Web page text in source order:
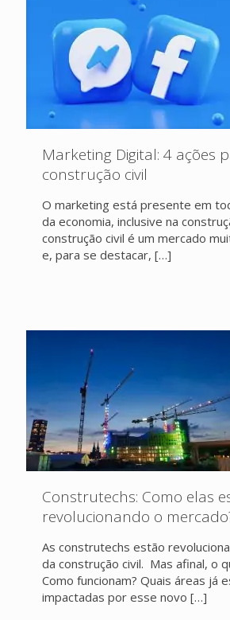
Marketing Digital: 4 ações
construção civil
O marketing está presente em
da economia, inclusive na
construção civil é um mercado
e, para se destacar, […]
Construtechs: Como elas
revolucionando o
As construtechs estão
da construção civil. Mas afinal, o
Como funcionam? Quais áreas já
impactadas por esse novo […]